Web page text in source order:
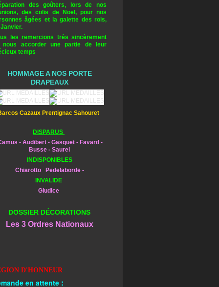
des goûters, lors de nos
des colis de Noël, pour nos
âgées et la galette des rois,
les remercions très sincèrement
nous accorder une partie de leur
temps
HOMMAGE A NOS PORTE
DRAPEAUX
Cazaux Prentignac Sahouret
DISPARUS
- Audibert - Gasquet - Favard -
Busse - Saurel
INDISPONIBLES
Chiarotto Pedelaborde -
INVALIDE
Giudice
DOSSIER DÉCORATIONS
Les 3 Ordres Nationaux
D'HONNEUR
en attente :